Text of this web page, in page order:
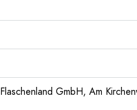
Flaschenland GmbH, Am